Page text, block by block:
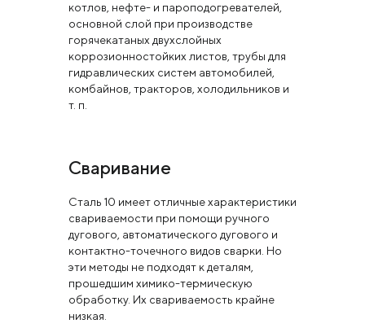
котлов, нефте- и пароподогревателей,
основной слой при производстве
горячекатаных двухслойных
коррозионностойких листов, трубы для
гидравлических систем автомобилей,
комбайнов, тракторов, холодильников и
т. п.
Сваривание
Сталь 10 имеет отличные характеристики
свариваемости при помощи ручного
дугового, автоматического дугового и
контактно-точечного видов сварки. Но
эти методы не подходят к деталям,
прошедшим химико-термическую
обработку. Их свариваемость крайне
низкая.